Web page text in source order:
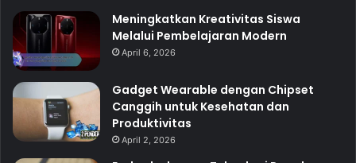
Meningkatkan Kreativitas Siswa
Melalui Pembelajaran Modern
April 6, 2026
Gadget Wearable dengan Chipset
Canggih untuk Kesehatan dan
Produktivitas
April 2, 2026